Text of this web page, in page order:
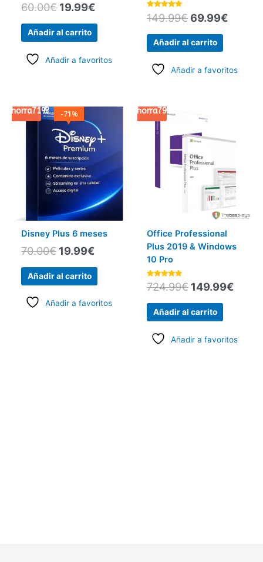
60.00€ 19.99€
Añadir al carrito
Añadir a favoritos
Valorado
con
de 5
149.99€ 69.99€
Añadir al carrito
Añadir a favoritos
Ahorra71%
Disney Plus 6 meses
70.00€
El
precio
original
era:
70.00€.
19.99€
precio
actual
es:
Añadir al carrito
Añadir a favoritos
Ahorra79%
Office Professional
Plus 2019 & Windows
10 Pro
Valorado
con
de 5
724.99€
precio
original
era:
724.99€.
149.99€
Añadir al carrito
Añadir a favoritos
%
71